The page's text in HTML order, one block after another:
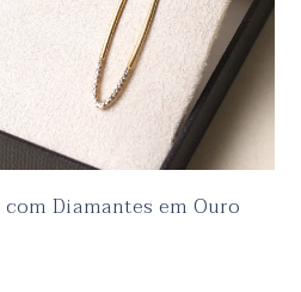
Diamantes em Ouro